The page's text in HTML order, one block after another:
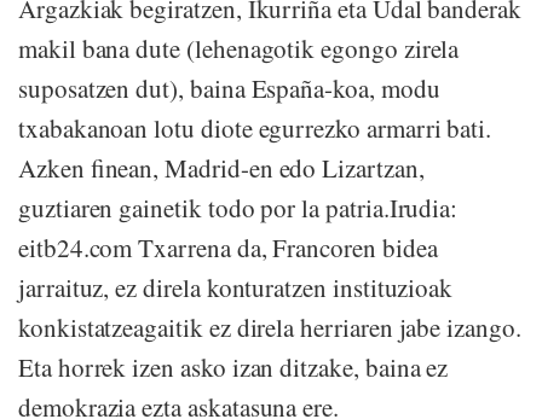
Argazkiak begiratzen, Ikurriña eta Udal banderak
makil bana dute (lehenagotik egongo zirela
suposatzen dut), baina España-koa, modu
txabakanoan lotu diote egurrezko armarri bati.
Azken finean, Madrid-en edo Lizartzan,
guztiaren gainetik todo por la patria.Irudia:
eitb24.com Txarrena da, Francoren bidea
jarraituz, ez direla konturatzen instituzioak
konkistatzeagaitik ez direla herriaren jabe izango.
Eta horrek izen asko izan ditzake, baina ez
demokrazia ezta askatasuna ere.